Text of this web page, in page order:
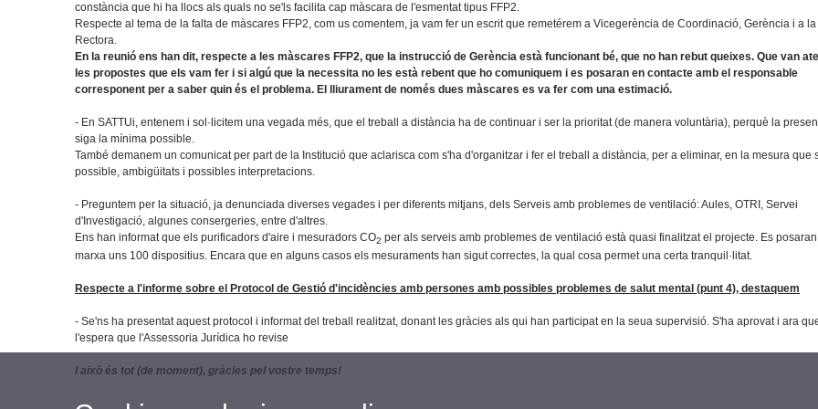
constància que hi ha llocs als quals no se'ls facilita cap màscara de l'esmentat tipus FFP2.
Respecte al tema de la falta de màscares FFP2, com us comentem, ja vam fer un escrit que remetérem a Vicegerència de Coordinació, Gerència i a la
Rectora.
En la reunió ens han dit, respecte a les màscares FFP2, que la instrucció de Gerència està funcionant bé, que no han rebut queixes. Que van
les propostes que els vam fer i si algú que la necessita no les està rebent que ho comuniquem i es posaran en contacte amb el responsable
corresponent per a saber quin és el problema. El lliurament de només dues màscares es va fer com una estimació.
- En SATTUi, entenem i sol·licitem una vegada més, que el treball a distància ha de continuar i ser la prioritat (de manera voluntària), perquè la
siga la mínima possible.
També demanem un comunicat per part de la Institució que aclarisca com s'ha d'organitzar i fer el treball a distància, per a eliminar, en la mesura que
possible, ambigüitats i possibles interpretacions.
- Preguntem per la situació, ja denunciada diverses vegades i per diferents mitjans, dels Serveis amb problemes de ventilació: Aules, OTRI, Servei
d'Investigació, algunes consergeries, entre d'altres.
Ens han informat que els purificadors d'aire i mesuradors CO2 per als serveis amb problemes de ventilació està quasi finalitzat el projecte. Es
marxa uns 100 dispositius. Encara que en alguns casos els mesuraments han sigut correctes, la qual cosa permet una certa tranquil·litat.
Respecte a l'informe sobre el Protocol de Gestió d'incidències amb persones amb possibles problemes de salut mental (punt 4), destaquem
- Se'ns ha presentat aquest protocol i informat del treball realitzat, donant les gràcies als qui han participat en la seua supervisió. S'ha aprovat i ara
l'espera que l'Assessoria Jurídica ho revise
I això és tot (de moment), gràcies pel vostre temps!